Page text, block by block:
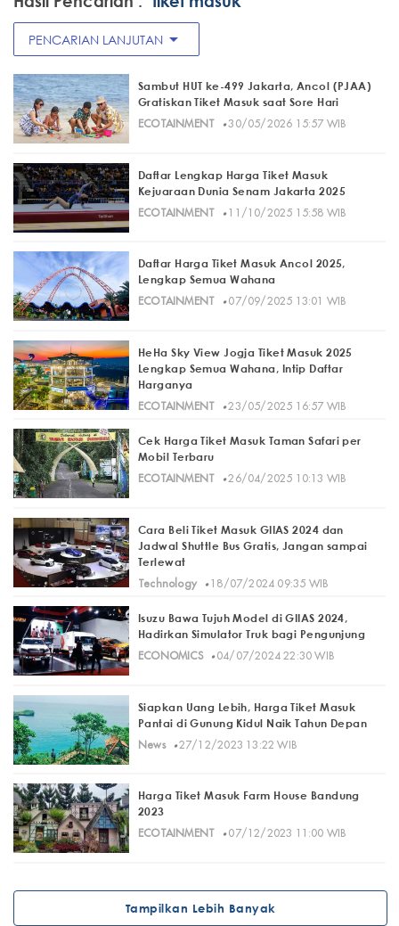
PENCARIAN LANJUTAN arrow_drop_down
Sambut HUT ke-499 Jakarta, Ancol (PJAA)
Gratiskan Tiket Masuk saat Sore Hari
ECOTAINMENT
· 30/05/2026 15:57 WIB
Daftar Lengkap Harga Tiket Masuk
Kejuaraan Dunia Senam Jakarta 2025
ECOTAINMENT
· 11/10/2025 15:58 WIB
Daftar Harga Tiket Masuk Ancol 2025,
Lengkap Semua Wahana
ECOTAINMENT
· 07/09/2025 13:01 WIB
HeHa Sky View Jogja Tiket Masuk 2025
Lengkap Semua Wahana, Intip Daftar
Harganya
ECOTAINMENT
· 23/05/2025 16:57 WIB
Cek Harga Tiket Masuk Taman Safari per
Mobil Terbaru
ECOTAINMENT
· 26/04/2025 10:13 WIB
Cara Beli Tiket Masuk GIIAS 2024 dan
Jadwal Shuttle Bus Gratis, Jangan sampai
Terlewat
Technology
· 18/07/2024 09:35 WIB
Isuzu Bawa Tujuh Model di GIIAS 2024,
Hadirkan Simulator Truk bagi Pengunjung
ECONOMICS· 04/07/2024 22:30 WIB
Siapkan Uang Lebih, Harga Tiket Masuk
Pantai di Gunung Kidul Naik Tahun Depan
News· 27/12/2023 13:22 WIB
Harga Tiket Masuk Farm House Bandung
2023
ECOTAINMENT
· 07/12/2023 11:00 WIB
Tampilkan Lebih Banyak